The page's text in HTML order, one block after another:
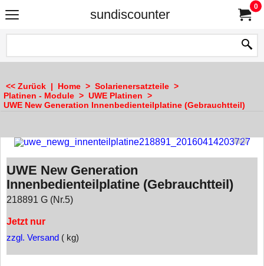
sundiscounter
0
<< Zurück | Home > Solarienersatzteile >
Platinen - Module > UWE Platinen >
UWE New Generation Innenbedienteilplatine (Gebrauchtteil)
UWE New Generation
Innenbedienteilplatine (Gebrauchtteil)
218891 G (Nr.5)
Jetzt nur
zzgl. Versand kg